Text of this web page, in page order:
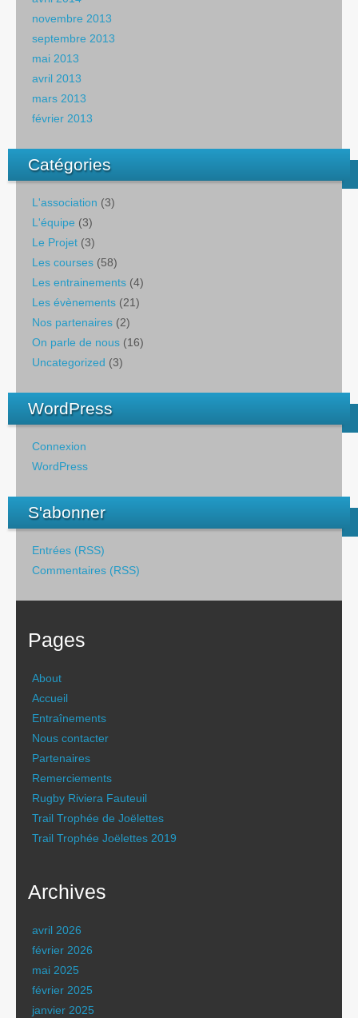
novembre 2013
septembre 2013
mai 2013
avril 2013
mars 2013
février 2013
Catégories
L'association (3)
L'équipe (3)
Le Projet (3)
Les courses (58)
Les entrainements (4)
Les évènements (21)
Nos partenaires (2)
On parle de nous (16)
Uncategorized (3)
WordPress
Connexion
WordPress
S'abonner
Entrées (RSS)
Commentaires (RSS)
Pages
About
Accueil
Entraînements
Nous contacter
Partenaires
Remerciements
Rugby Riviera Fauteuil
Trail Trophée de Joëlettes
Trail Trophée Joëlettes 2019
Archives
avril 2026
février 2026
mai 2025
février 2025
janvier 2025